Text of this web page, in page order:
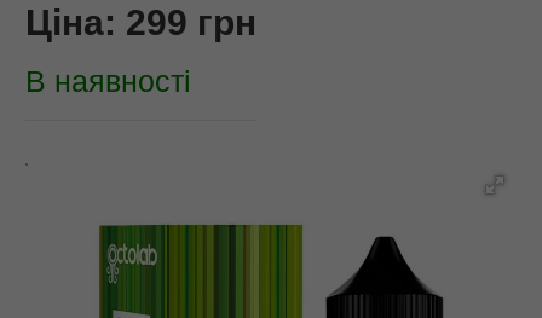
Ціна: 299 грн
В наявності